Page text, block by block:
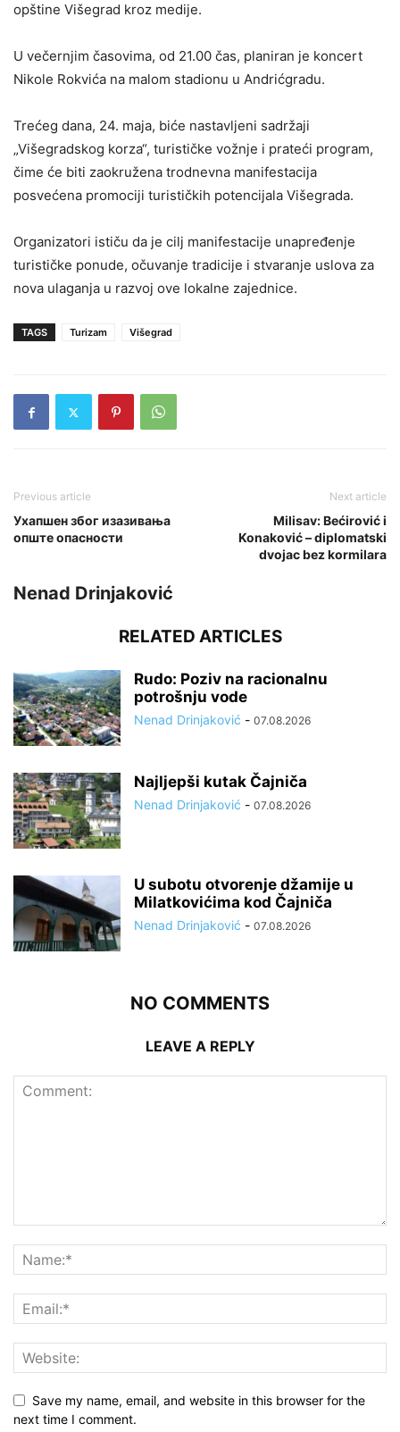
opštine Višegrad kroz medije.
U večernjim časovima, od 21.00 čas, planiran je koncert
Nikole Rokvića na malom stadionu u Andrićgradu.
Trećeg dana, 24. maja, biće nastavljeni sadržaji
„Višegradskog korza“, turističke vožnje i prateći program,
čime će biti zaokružena trodnevna manifestacija
posvećena promociji turističkih potencijala Višegrada.
Organizatori ističu da je cilj manifestacije unapređenje
turističke ponude, očuvanje tradicije i stvaranje uslova za
nova ulaganja u razvoj ove lokalne zajednice.
TAGS Turizam Višegrad
Previous article
Ухапшен због изазивања
опште опасности
Next article
Milisav: Bećirović i
Konaković – diplomatski
dvojac bez kormilara
Nenad Drinjaković
RELATED ARTICLES
Rudo: Poziv na racionalnu
potrošnju vode
Nenad Drinjaković - 07.08.2026
Najljepši kutak Čajniča
Nenad Drinjaković - 07.08.2026
U subotu otvorenje džamije u
Milatkovićima kod Čajniča
Nenad Drinjaković - 07.08.2026
NO COMMENTS
LEAVE A REPLY
Save my name, email, and website in this browser for the
next time I comment.